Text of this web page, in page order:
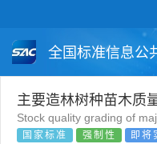
全国标准信息公
国家标准
团体标准
主要造林树种苗木质
Stock quality grading of
国家标准 强制性 即将